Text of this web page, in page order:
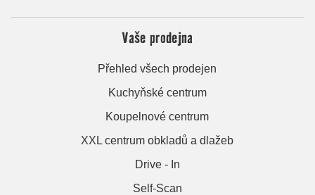
Vaše prodejna
Přehled všech prodejen
Kuchyňské centrum
Koupelnové centrum
XXL centrum obkladů a dlažeb
Drive - In
Self-Scan